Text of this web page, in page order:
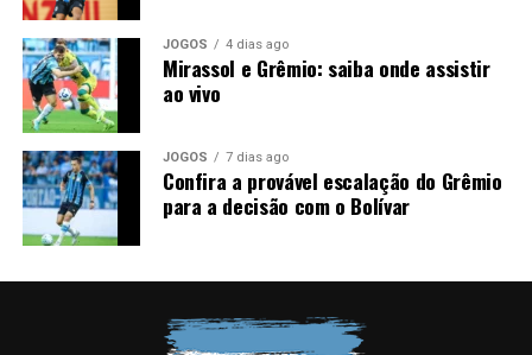
JOGOS 4 dias ago
Mirassol e Grêmio: saiba onde assistir
ao vivo
JOGOS 7 dias ago
Confira a provável escalação do Grêmio
para a decisão com o Bolívar